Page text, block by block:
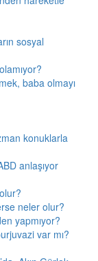
sosyal
baba olmayı
konuklarla
anlaşıyor
neler olur?
yapmıyor?
var mı?